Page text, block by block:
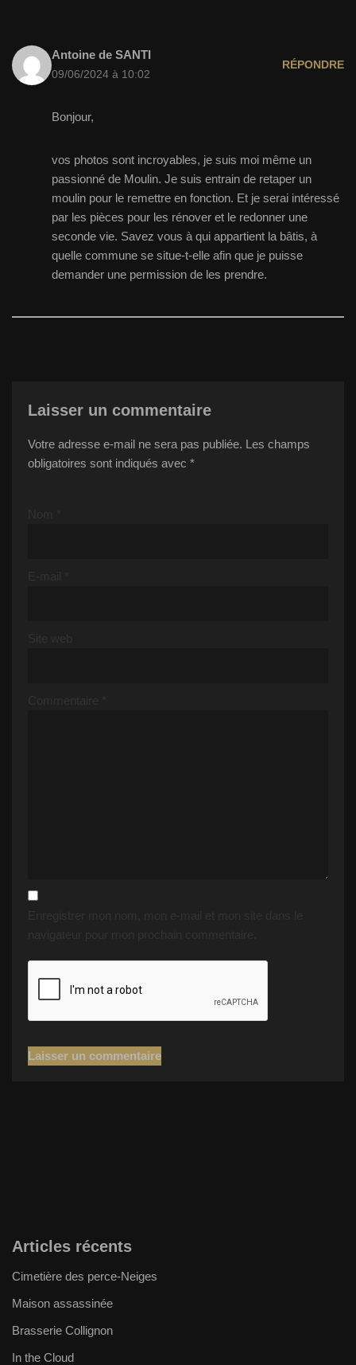
Antoine de SANTI
09/06/2024 à 10:02
RÉPONDRE
Bonjour,
vos photos sont incroyables, je suis moi même un
passionné de Moulin. Je suis entrain de retaper un
moulin pour le remettre en fonction. Et je serai intéressé
par les pièces pour les rénover et le redonner une
seconde vie. Savez vous à qui appartient la bâtis, à
quelle commune se situe-t-elle afin que je puisse
demander une permission de les prendre.
Laisser un commentaire
Votre adresse e-mail ne sera pas publiée. Les champs
obligatoires sont indiqués avec *
Articles récents
Cimetière des perce-Neiges
Maison assassinée
Brasserie Collignon
In the Cloud